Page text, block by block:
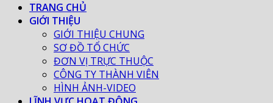
TRANG CHỦ
GIỚI THIỆU
GIỚI THIỆU CHUNG
SƠ ĐỒ TỔ CHỨC
ĐƠN VỊ TRỰC THUỘC
CÔNG TY THÀNH VIÊN
HÌNH ẢNH-VIDEO